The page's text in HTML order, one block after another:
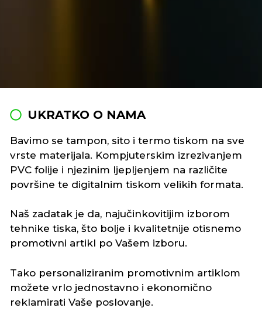
UKRATKO O NAMA
Bavimo se tampon, sito i termo tiskom na sve
vrste materijala. Kompjuterskim izrezivanjem
PVC folije i njezinim ljepljenjem na različite
površine te digitalnim tiskom velikih formata.
Naš zadatak je da, najučinkovitijim izborom
tehnike tiska, što bolje i kvalitetnije otisnemo
promotivni artikl po Vašem izboru.
Tako personaliziranim promotivnim artiklom
možete vrlo jednostavno i ekonomično
reklamirati Vaše poslovanje.